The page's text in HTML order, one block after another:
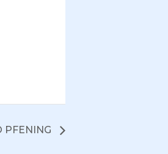
PFENING